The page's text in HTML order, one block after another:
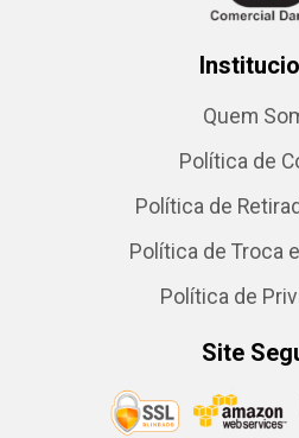
Quem
Política de
Política de
Política de Troca
Política de
Site